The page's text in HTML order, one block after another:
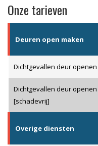
Onze tarieven
Deuren open maken
Dichtgevallen deur
Dichtgevallen deur
[schadevrij]
Overige diensten